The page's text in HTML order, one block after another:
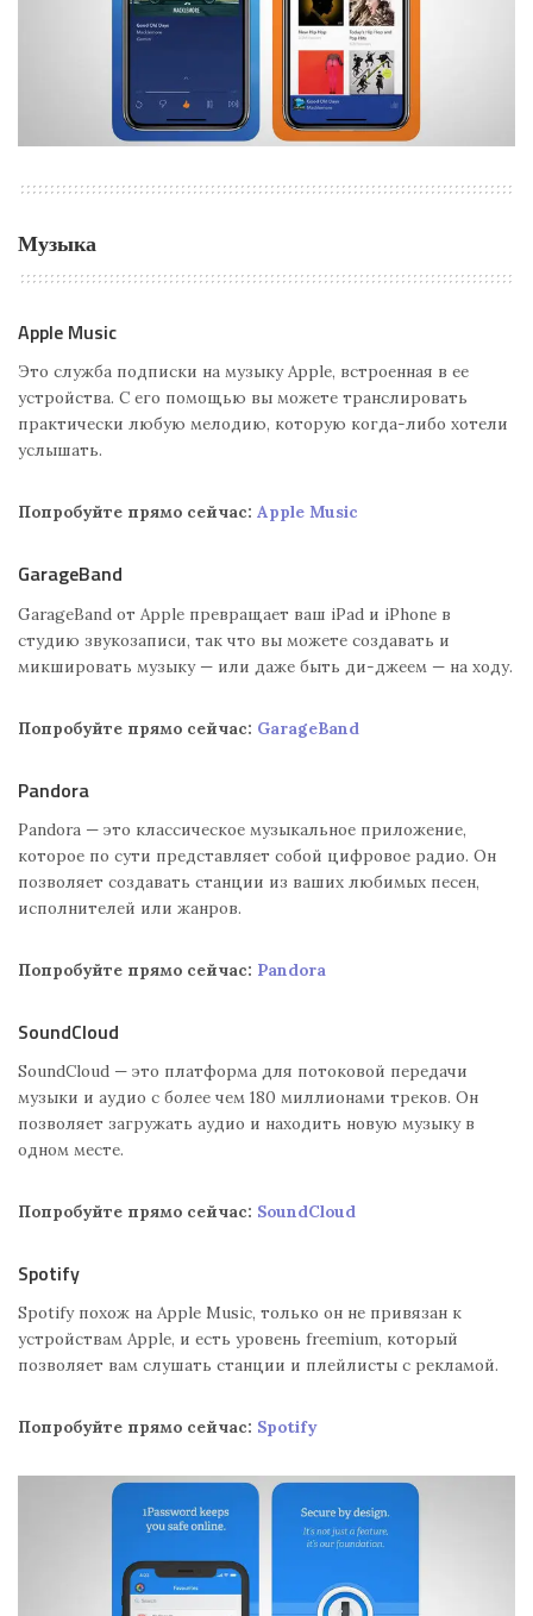
Музыка
Apple Music
Это служба подписки на музыку Apple, встроенная в ее
устройства. С его помощью вы можете транслировать
практически любую мелодию, которую когда-либо хотели
услышать.
Попробуйте прямо сейчас: Apple Music
GarageBand
GarageBand от Apple превращает ваш iPad и iPhone в
студию звукозаписи, так что вы можете создавать и
микшировать музыку — или даже быть ди-джеем — на ходу.
Попробуйте прямо сейчас: GarageBand
Pandora
Pandora — это классическое музыкальное приложение,
которое по сути представляет собой цифровое радио. Он
позволяет создавать станции из ваших любимых песен,
исполнителей или жанров.
Попробуйте прямо сейчас: Pandora
SoundCloud
SoundCloud — это платформа для потоковой передачи
музыки и аудио с более чем 180 миллионами треков. Он
позволяет загружать аудио и находить новую музыку в
одном месте.
Попробуйте прямо сейчас: SoundCloud
Spotify
Spotify похож на Apple Music, только он не привязан к
устройствам Apple, и есть уровень freemium, который
позволяет вам слушать станции и плейлисты с рекламой.
Попробуйте прямо сейчас: Spotify